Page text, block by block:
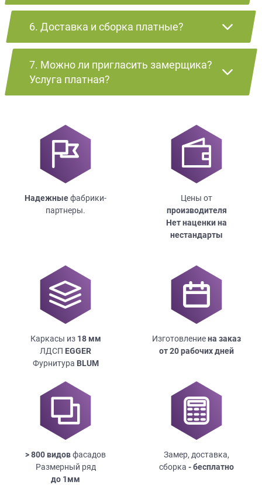
6. Доставка и сборка платные?
7. Можно ли пригласить замерщика?
Услуга платная?
Надежныефабрики-
партнеры.
Цены от
производителя
Нет наценки на
нестандарты
Каркасы из 18мм
ЛДСП EGGER
Фурнитура BLUM
Изготовлениена заказ
от 20 рабочих дней
> 800 видовфасадов
Размерный ряд
до 1мм
Замер, доставка,
сборка - бесплатно